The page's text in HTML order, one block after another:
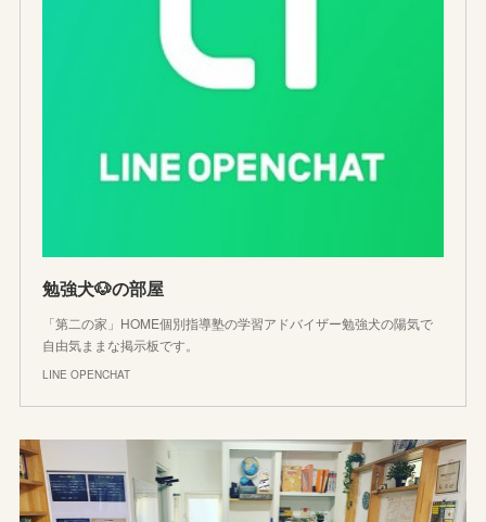
勉強犬🐶の部屋
「第二の家」HOME個別指導塾の学習アドバイザー勉強犬の陽気で
自由気ままな掲示板です。
LINE OPENCHAT